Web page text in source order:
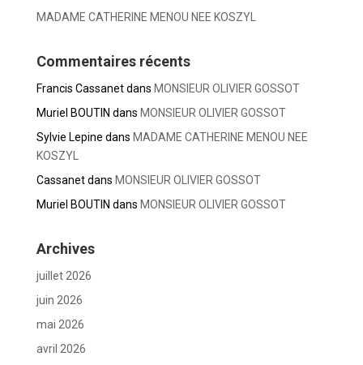
MADAME CATHERINE MENOU NEE KOSZYL
Commentaires récents
Francis Cassanetdans MONSIEUR OLIVIER GOSSOT
Muriel BOUTIN dans MONSIEUR OLIVIER GOSSOT
Sylvie Lepine dans MADAME CATHERINE MENOU NEE
KOSZYL
Cassanetdans MONSIEUR OLIVIER GOSSOT
Muriel BOUTIN dans MONSIEUR OLIVIER GOSSOT
Archives
juillet 2026
juin 2026
mai 2026
avril 2026